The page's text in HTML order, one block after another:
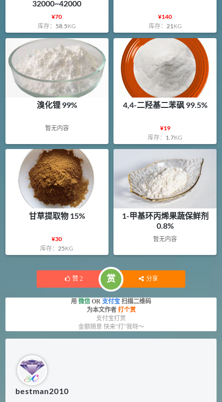
32000~42000
¥70
库存： 58.5KG
¥140
库存： 21 KG
溴化锂 99%
暂无内容
4,4-二羟基二苯砜 99.5%
¥19
库存： 1.7KG
甘草提取物 15%
¥30
库存：25KG
1-甲基环丙烯果蔬保鲜剂
0.8%
暂无内容
赞 2 赏 分享
用 微信 OR 支付宝 扫描二维码
为本文作者 打个赏
支付宝打赏
金额随意 快来“打”我呀～
bestman2010